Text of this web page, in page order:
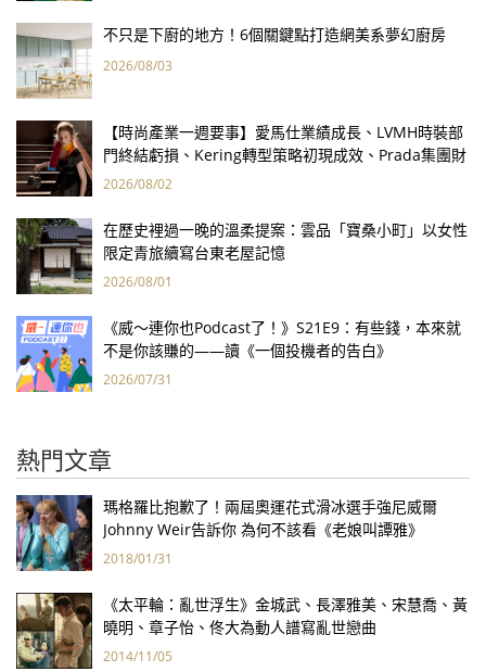
不只是下廚的地方！6個關鍵點打造網美系夢幻廚房
2026/08/03
【時尚產業一週要事】愛馬仕業績成長、LVMH時裝部
門終結虧損、Kering轉型策略初現成效、Prada集團財
報亮眼
2026/08/02
在歷史裡過一晚的溫柔提案：雲品「寶桑小町」以女性
限定青旅續寫台東老屋記憶
2026/08/01
《威～連你也Podcast了！》S21E9：有些錢，本來就
不是你該賺的——讀《一個投機者的告白》
2026/07/31
熱門文章
瑪格羅比抱歉了！兩屆奧運花式滑冰選手強尼威爾
Johnny Weir告訴你 為何不該看《老娘叫譚雅》
2018/01/31
《太平輪：亂世浮生》金城武、長澤雅美、宋慧喬、黃
曉明、章子怡、佟大為動人譜寫亂世戀曲
2014/11/05